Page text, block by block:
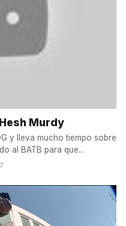
Murdy
y lleva mucho tiempo sobre
al BATB para que...